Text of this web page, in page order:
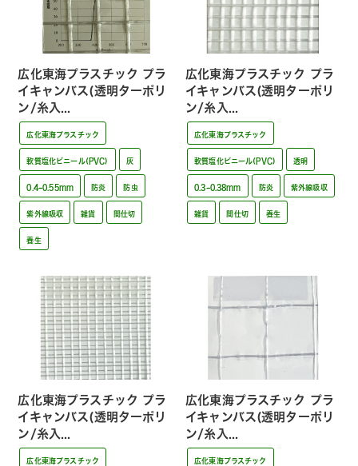
広化東海プラスチック プラ
イキャンバス(透明ターポリ
ン/糸入...
広化東海プラスチック
軟質塩化ビニール(PVC) 灰
0.4~0.55mm 防炎 防虫
紫外線吸収 雑貨 間仕切
養生
広化東海プラスチック プラ
イキャンバス(透明ターポリ
ン/糸入...
広化東海プラスチック
軟質塩化ビニール(PVC) 透明
0.3~0.38mm 防炎 紫外線吸収
雑貨 間仕切 養生
広化東海プラスチック プラ
イキャンバス(透明ターポリ
ン/糸入...
広化東海プラスチック
広化東海プラスチック プラ
イキャンバス(透明ターポリ
ン/糸入...
広化東海プラスチック